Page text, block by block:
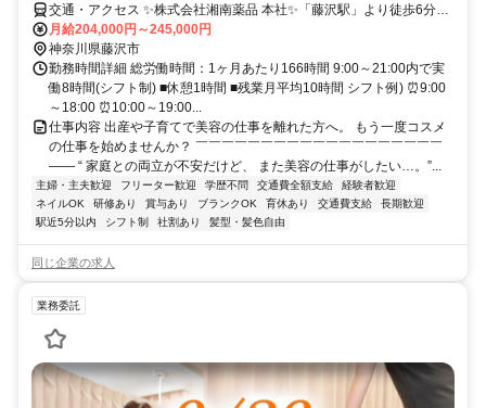
交通・アクセス ✨株式会社湘南薬品 本社✨「藤沢駅」より徒歩6分、
「石上駅」より徒歩4分
月給204,000円～245,000円
神奈川県藤沢市
勤務時間詳細 総労働時間：1ヶ月あたり166時間 9:00～21:00内で実
働8時間(シフト制) ■休憩1時間 ■残業月平均10時間 シフト例) ⏰9:00
～18:00 ⏰10:00～19:00...
仕事内容 出産や子育てで美容の仕事を離れた方へ。 もう一度コスメ
の仕事を始めませんか？ ￣￣￣￣￣￣￣￣￣￣￣￣￣￣￣￣￣￣￣
―― “ 家庭との両立が不安だけど、 また美容の仕事がしたい…。”...
主婦・主夫歓迎 フリーター歓迎 学歴不問 交通費全額支給
経験者歓迎
ネイルOK
研修あり 賞与あり ブランクOK 育休あり 交通費支給
長期歓迎
駅近5分以内
シフト制 社割あり 髪型・髪色自由
同じ企業の求人
業務委託